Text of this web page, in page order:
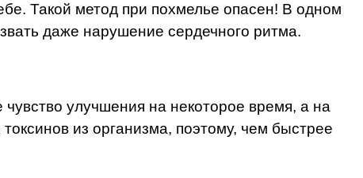
Такой метод при похмелье опасен! В одном
даже нарушение сердечного ритма.
улучшения на некоторое время, а на
из организма, поэтому, чем быстрее